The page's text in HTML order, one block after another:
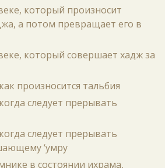
который произносит
а потом превращает его в
который совершает хадж за
произносится тальбия
следует прерывать
следует прерывать
‘умру
в состоянии ихрама,